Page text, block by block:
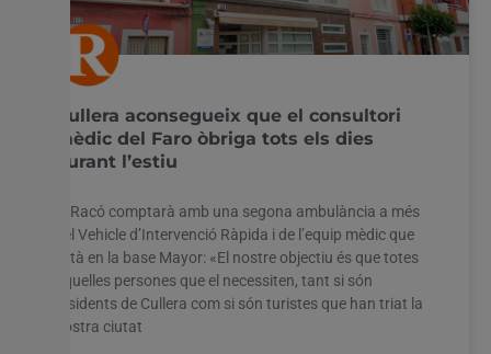
Cullera aconsegueix que el consultori
mèdic del Faro òbriga tots els dies
durant l’estiu
El Racó comptarà amb una segona ambulància a més
del Vehicle d’Intervenció Ràpida i de l’equip mèdic que
està en la base Mayor: «El nostre objectiu és que totes
aquelles persones que el necessiten, tant si són
residents de Cullera com si són turistes que han triat la
nostra ciutat